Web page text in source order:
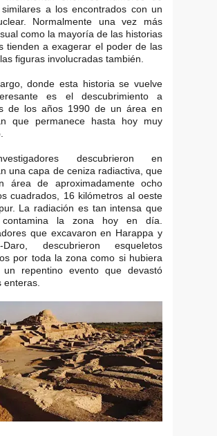
a los encontrados con un
Normalmente una vez más
como la mayoría de las historias
tienden a exagerar el poder de las
figuras involucradas también.
donde esta historia se vuelve
es el descubrimiento a
de los años 1990 de un área en
que permanece hasta hoy muy
descubrieron en
una capa de ceniza radiactiva, que
área de aproximadamente ocho
cuadrados, 16 kilómetros al oeste
La radiación es tan intensa que
contamina la zona hoy en día.
que excavaron en Harappa y
Daro, descubrieron esqueletos
por toda la zona como si hubiera
un repentino evento que devastó
enteras.